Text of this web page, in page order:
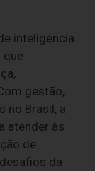
inteligência
que
gestão,
no Brasil, a
atender às
de
da